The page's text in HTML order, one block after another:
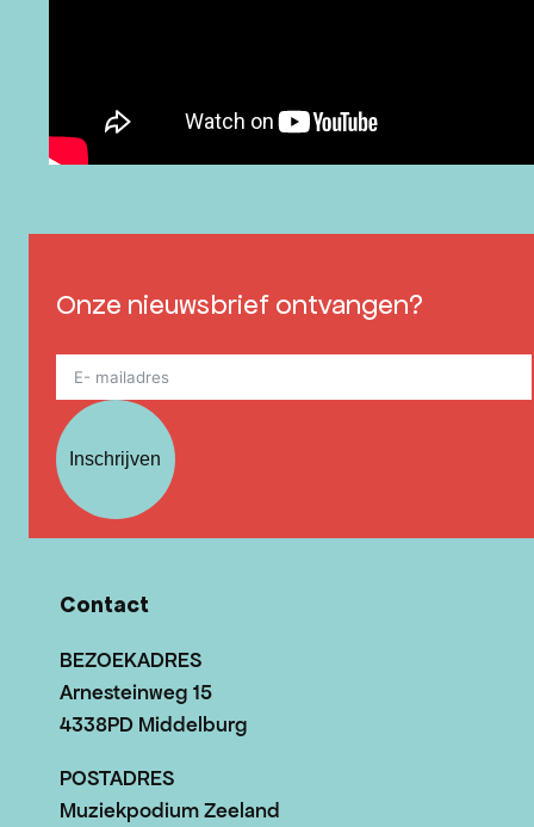
Onze nieuwsbrief ontvangen?
Inschrijven
Contact
BEZOEKADRES
Arnesteinweg 15
4338PD Middelburg
POSTADRES
Muziekpodium Zeeland